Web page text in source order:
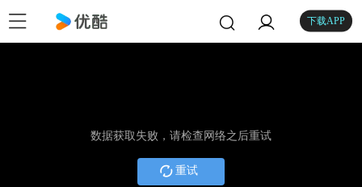
下载APP
数据获取失败，请检查网络之后重试
重试